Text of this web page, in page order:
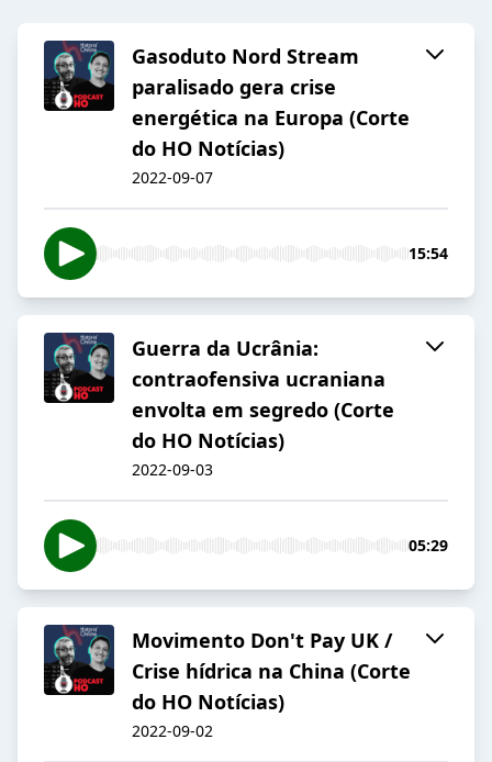
Gasoduto Nord Stream
paralisado gera crise
energética na Europa (Corte
do HO Notícias)
2022-09-07
15:54
Guerra da Ucrânia:
contraofensiva ucraniana
envolta em segredo (Corte
do HO Notícias)
2022-09-03
05:29
Movimento Don't Pay UK /
Crise hídrica na China (Corte
do HO Notícias)
2022-09-02